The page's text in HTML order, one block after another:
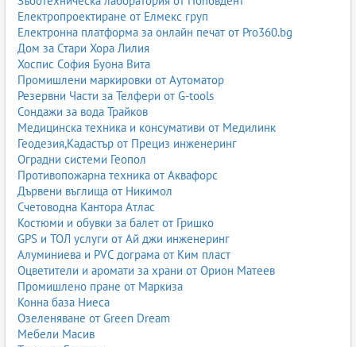
Електропроектиране от Елмекс груп
Електронна платформа за онлайн печат от Pro360.bg
Дом за Стари Хора Лилия
Хоспис София Буона Вита
Промишлени маркировки от Аутоматор
Резервни Части за Телфери от G-tools
Сондажи за вода Трайков
Медицинска техника и консумативи от Медилинк
Геодезия,Кадастър от Прециз инженеринг
Оградни системи Геопол
Противопожарна техника от Аквафорс
Дървени въглища от Никимол
Счетоводна Кантора Атлас
Костюми и обувки за балет от Гришко
GPS и ТОЛ услуги от Ай джи инженеринг
Алуминиева и PVC дограма от Ким пласт
Оцветители и аромати за храни от Орион Матеев
Промишлено пране от Маркиза
Конна база Ниеса
Озеленяване от Green Dream
Мебели Масив